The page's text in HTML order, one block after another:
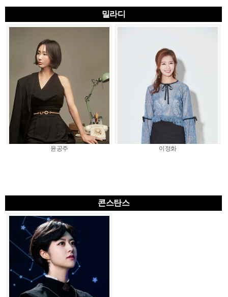
밀라디
윤공주 이정화
콘스탄스